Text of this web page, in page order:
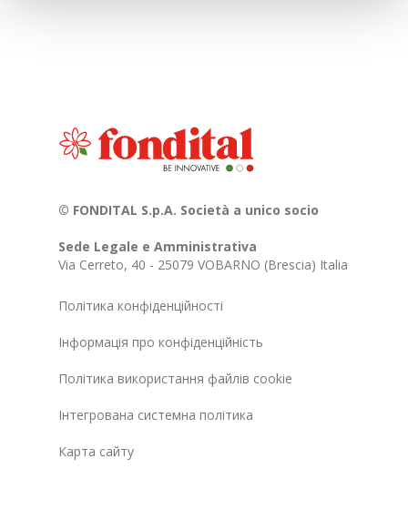
© FONDITAL S.p.A. Società a unico socio
Sede Legale e Amministrativa
Via Cerreto, 40 - 25079 VOBARNO (Brescia) Italia
Політика конфіденційності
Інформація про конфіденційність
Політика використання файлів cookie
Інтегрована системна політика
Карта сайту